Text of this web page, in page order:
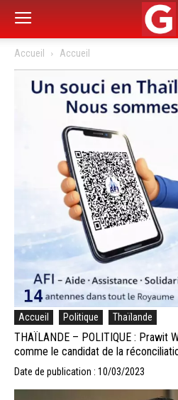
Accueil Accueil
Accueil Politique Thaïlande
THAÏLANDE – POLITIQUE : Prawit
comme le candidat de la
Date de publication : 10/03/2023